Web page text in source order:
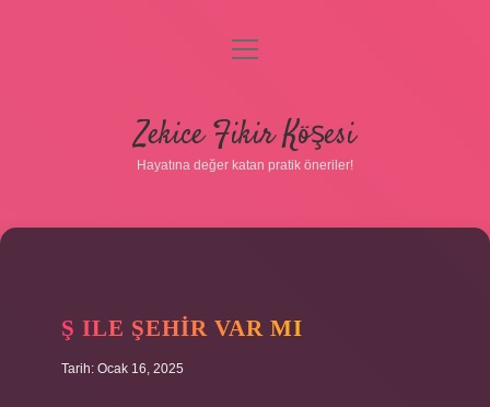
Gizlilik Politikası
Yasal Uyarı
menüyü
Zekice Fikir Köşesi
Hayatına değer katan pratik öneriler!
Ş ILE ŞEHIR VAR MI
Tarih: Ocak 16, 2025